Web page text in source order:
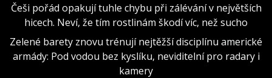
Češi pořád opakují tuhle chybu při zálévání v největších
hicech. Neví, že tím rostlinám škodí víc, než sucho
Zelené barety znovu trénují nejtěžší disciplínu americké
armády: Pod vodou bez kyslíku, neviditelní pro radary i
kamery